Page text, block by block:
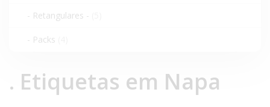
- Retangulares -
- Packs
. Etiquetas em Napa